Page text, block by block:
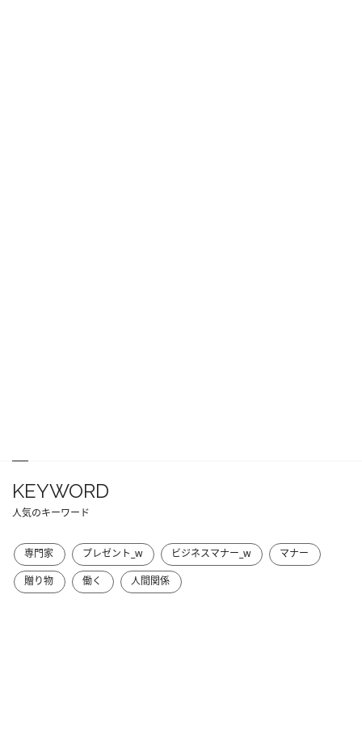
KEYWORD
人気のキーワード
専門家 プレゼント_w ビジネスマナー_w
マナー
贈り物
働く 人間関係